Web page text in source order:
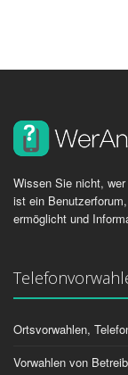
Wissen Sie nicht,
ist ein
ermöglicht und
Ortsvorwahlen,
Vorwahlen von